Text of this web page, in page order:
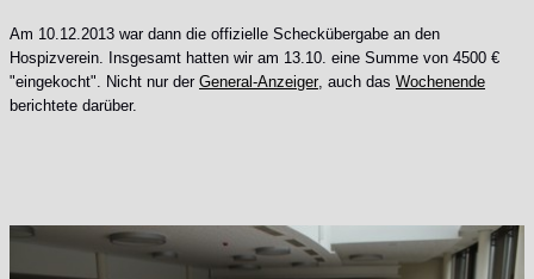
Am 10.12.2013 war dann die offizielle Scheckübergabe an den
Hospizverein. Insgesamt hatten wir am 13.10. eine Summe von 4500 €
"eingekocht". Nicht nur der General-Anzeiger, auch das Wochenende
berichtete darüber.